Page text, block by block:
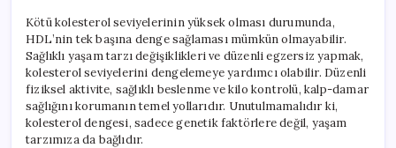
Kötü kolesterol seviyelerinin yüksek olması durumunda,
HDL’nin tek başına denge sağlaması mümkün olmayabilir.
Sağlıklı yaşam tarzı değişiklikleri ve düzenli egzersiz yapmak,
kolesterol seviyelerini dengelemeye yardımcı olabilir. Düzenli
fiziksel aktivite, sağlıklı beslenme ve kilo kontrolü, kalp-damar
sağlığını korumanın temel yollarıdır. Unutulmamalıdır ki,
kolesterol dengesi, sadece genetik faktörlere değil, yaşam
tarzımıza da bağlıdır.